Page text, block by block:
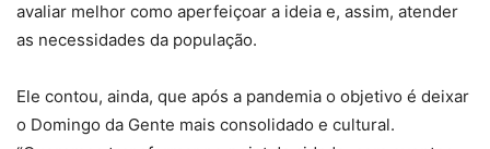
avaliar melhor como aperfeiçoar a ideia e, assim, atender
as necessidades da população.
Ele contou, ainda, que após a pandemia o objetivo é deixar
o Domingo da Gente mais consolidado e cultural.